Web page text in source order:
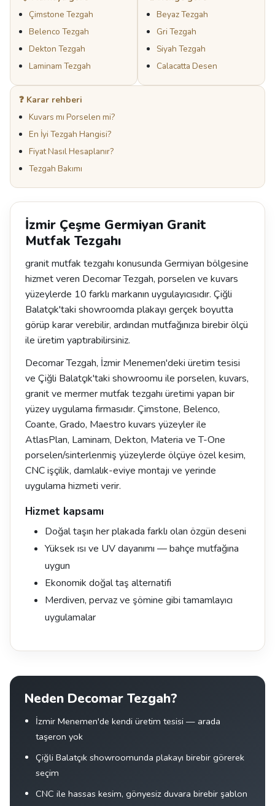
Çimstone Tezgah
Belenco Tezgah
Dekton Tezgah
Laminam Tezgah
Beyaz Tezgah
Gri Tezgah
Siyah Tezgah
Calacatta Desen
❓ Karar rehberi
Kuvars mı Porselen mi?
En İyi Tezgah Hangisi?
Fiyat Nasıl Hesaplanır?
Tezgah Bakımı
İzmir Çeşme Germiyan Granit
Mutfak Tezgahı
granit mutfak tezgahı konusunda Germiyan bölgesine
hizmet veren Decomar Tezgah, porselen ve kuvars
yüzeylerde 10 farklı markanın uygulayıcısıdır. Çiğli
Balatçık'taki showroomda plakayı gerçek boyutta
görüp karar verebilir, ardından mutfağınıza birebir ölçü
ile üretim yaptırabilirsiniz.
Decomar Tezgah, İzmir Menemen'deki üretim tesisi
ve Çiğli Balatçık'taki showroomu ile porselen, kuvars,
granit ve mermer mutfak tezgahı üretimi yapan bir
yüzey uygulama firmasıdır. Çimstone, Belenco,
Coante, Grado, Maestro kuvars yüzeyler ile
AtlasPlan, Laminam, Dekton, Materia ve T-One
porselen/sinterlenmiş yüzeylerde ölçüye özel kesim,
CNC işçilik, damlalık-eviye montajı ve yerinde
uygulama hizmeti verir.
Hizmet kapsamı
Doğal taşın her plakada farklı olan özgün deseni
Yüksek ısı ve UV dayanımı — bahçe mutfağına
uygun
Ekonomik doğal taş alternatifi
Merdiven, pervaz ve şömine gibi tamamlayıcı
uygulamalar
Neden Decomar Tezgah?
İzmir Menemen'de kendi üretim tesisi — arada
taşeron yok
Çiğli Balatçık showroomunda plakayı birebir görerek
seçim
CNC ile hassas kesim, gönyesiz duvara birebir şablon